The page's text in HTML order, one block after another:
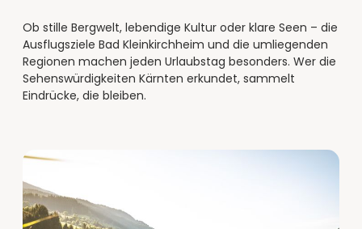
Ob stille Bergwelt, lebendige Kultur oder klare Seen – die
Ausflugsziele Bad Kleinkirchheim und die umliegenden
Regionen machen jeden Urlaubstag besonders. Wer die
Sehenswürdigkeiten Kärnten erkundet, sammelt
Eindrücke, die bleiben.